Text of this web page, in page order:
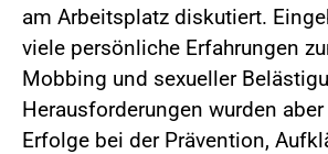
am Arbeitsplatz diskutiert.
viele persönliche Erfahrungen
Mobbing und sexueller
Herausforderungen wurden
Erfolge bei der Prävention,